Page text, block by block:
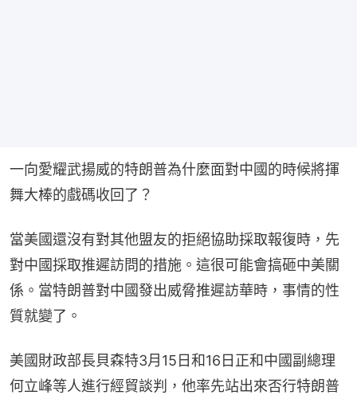
一向愛耀武揚威的特朗普為什麼面對中國的時候將揮
舞大棒的戲碼收回了？
當美國還沒有對其他盟友的拒絕協助採取報復時，先
對中國採取推遲訪問的措施。這很可能會搞砸中美關
係。當特朗普對中國發出威脅推遲訪華時，事情的性
質就變了。
美國財政部長貝森特3月15日和16日正和中國副總理
何立峰等人進行經貿談判，他率先站出來否行特朗普